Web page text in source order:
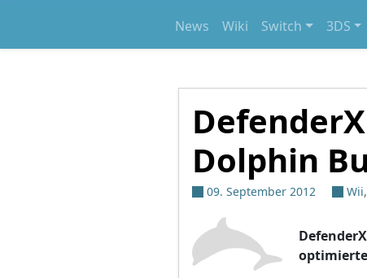
News Wiki Switch 3DS
Dolphin
09. September 2012 Wii,
DefenderX